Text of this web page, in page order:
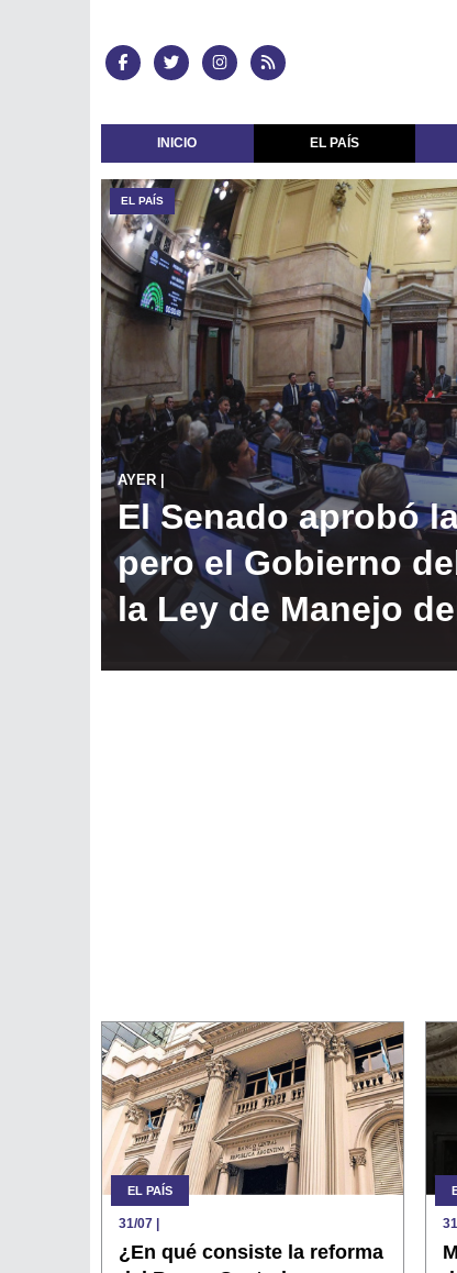
INICIO EL PAÍS
EL PAÍS
AYER
El Senado aprobó
pero el Gobierno
la Ley de Manejo
EL PAÍS
31/07 |
¿En qué consiste la reforma